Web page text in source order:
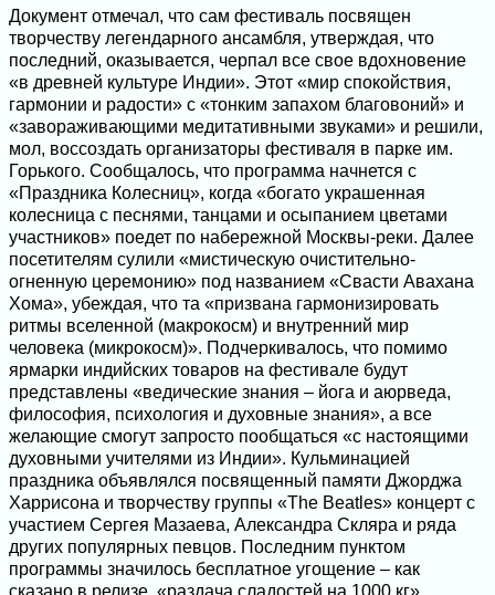
Документ отмечал, что сам фестиваль посвящен
творчеству легендарного ансамбля, утверждая, что
последний, оказывается, черпал все свое вдохновение
«в древней культуре Индии». Этот «мир спокойствия,
гармонии и радости» с «тонким запахом благовоний» и
«завораживающими медитативными звуками» и решили,
мол, воссоздать организаторы фестиваля в парке им.
Горького. Сообщалось, что программа начнется с
«Праздника Колесниц», когда «богато украшенная
колесница с песнями, танцами и осыпанием цветами
участников» поедет по набережной Москвы-реки. Далее
посетителям сулили «мистическую очистительно-
огненную церемонию» под названием «Свасти Авахана
Хома», убеждая, что та «призвана гармонизировать
ритмы вселенной (макрокосм) и внутренний мир
человека (микрокосм)». Подчеркивалось, что помимо
ярмарки индийских товаров на фестивале будут
представлены «ведические знания – йога и аюрведа,
философия, психология и духовные знания», а все
желающие смогут запросто пообщаться «с настоящими
духовными учителями из Индии». Кульминацией
праздника объявлялся посвященный памяти Джорджа
Харрисона и творчеству группы «The Beatles» концерт с
участием Сергея Мазаева, Александра Скляра и ряда
других популярных певцов. Последним пунктом
программы значилось бесплатное угощение – как
сказано в релизе, «раздача сладостей на 1000 кг».